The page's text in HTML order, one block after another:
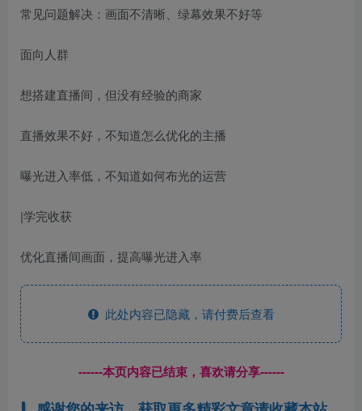
常见问题解决：画面不清晰、绿幕效果不好等
面向人群
想搭建直播间，但没有经验的商家
直播效果不好，不知道怎么优化的主播
曝光进入率低，不知道如何布光的运营
|学完收获
优化直播间画面，提高曝光进入率
此处内容已隐藏，请付费后查看
------本页内容已结束，喜欢请分享------